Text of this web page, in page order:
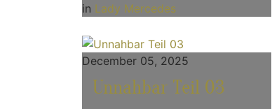
in Lady Mercedes
December 05, 2025
Unnahbar Teil 03